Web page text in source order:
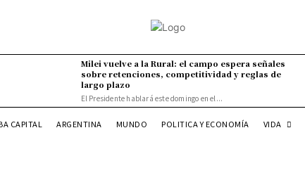
Milei vuelve a la Rural: el campo espera señales
sobre retenciones, competitividad y reglas de
largo plazo
El Presidente hablará este domingo en el...
CAPITAL ARGENTINA MUNDO POLITICA Y ECONOMÍA VIDA